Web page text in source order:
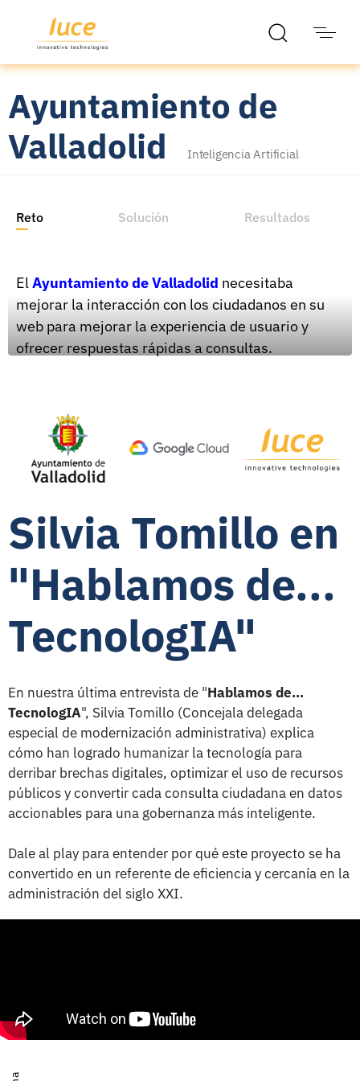
Ayuntamiento de
Valladolid
Inteligencia Artificial
LEE EL CASO COMPLETO
Reto Solución Resultados
ElAyuntamiento de Valladolid necesitaba
mejorar la interacción con los ciudadanos en su
web para mejorar la experiencia de usuario y
ofrecer respuestas rápidas a consultas.
Silvia Tomillo en
"Hablamos de...
TecnologIA"
En nuestra última entrevista de "Hablamos de...
TecnologIA", Silvia Tomillo (Concejala delegada
especial de modernización administrativa) explica
cómo han logrado humanizar la tecnología para
derribar brechas digitales, optimizar el uso de recursos
públicos y convertir cada consulta ciudadana en datos
accionables para una gobernanza más inteligente.
Dale al play para entender por qué este proyecto se ha
convertido en un referente de eficiencia y cercanía en la
administración del siglo XXI.